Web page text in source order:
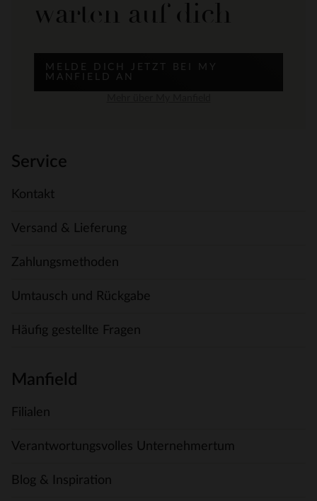
warten auf dich
MELDE DICH JETZT BEI MY
MANFIELD AN
Service
Kontakt
Versand & Lieferung
Zahlungsmethoden
Umtausch und Rückgabe
Häufig gestellte Fragen
Manfield
Filialen
Verantwortungsvolles Unternehmertum
Blog & Inspiration